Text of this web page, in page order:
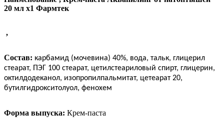
20 мл x1 Фармтек
,
Состав: карбамид (мочевина) 40%, вода, тальк, глицерил
стеарат, ПЭГ 100 стеарат, цетилстеариловый спирт, глицерин,
октилдодеканол, изопропилпальмитат, цетеарат 20,
бутилгидрокситолуол, фенохем
Форма выпуска: Крем-паста